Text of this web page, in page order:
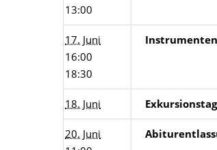
13:00
17. Juni
16:00
18:30
18. Juni Exkursionstag
20. Juni